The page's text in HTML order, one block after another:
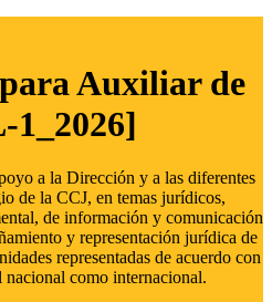
Auxiliar de
a la Dirección y a las diferentes
de la CCJ, en temas jurídicos,
de información y comunicación
y representación jurídica de
representadas de acuerdo con
como internacional.